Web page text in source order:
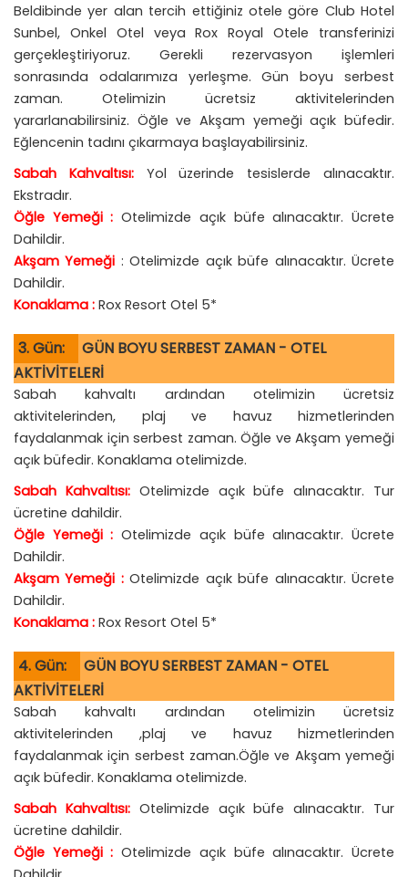
Beldibinde yer alan tercih ettiğiniz otele göre Club Hotel
Sunbel, Onkel Otel veya Rox Royal Otele transferinizi
gerçekleştiriyoruz. Gerekli rezervasyon işlemleri
sonrasında odalarımıza yerleşme. Gün boyu serbest
zaman. Otelimizin ücretsiz aktivitelerinden
yararlanabilirsiniz. Öğle ve Akşam yemeği açık büfedir.
Eğlencenin tadını çıkarmaya başlayabilirsiniz.
Sabah Kahvaltısı: Yol üzerinde tesislerde alınacaktır.
Ekstradır.
Öğle Yemeği :Otelimizde açık büfe alınacaktır. Ücrete
Dahildir.
Akşam Yemeği : Otelimizde açık büfe alınacaktır. Ücrete
Dahildir.
Konaklama : Rox Resort Otel 5*
3. Gün:
GÜN BOYU SERBEST ZAMAN - OTEL
AKTİVİTELERİ
Sabah kahvaltı ardından otelimizin ücretsiz
aktivitelerinden, plaj ve havuz hizmetlerinden
faydalanmak için serbest zaman. Öğle ve Akşam yemeği
açık büfedir. Konaklama otelimizde.
Sabah Kahvaltısı:Otelimizde açık büfe alınacaktır. Tur
ücretine dahildir.
Öğle Yemeği : Otelimizde açık büfe alınacaktır. Ücrete
Dahildir.
Akşam Yemeği :Otelimizde açık büfe alınacaktır. Ücrete
Dahildir.
Konaklama : Rox Resort Otel 5*
4. Gün:
GÜN BOYU SERBEST ZAMAN - OTEL
AKTİVİTELERİ
Sabah kahvaltı ardından otelimizin ücretsiz
aktivitelerinden ,plaj ve havuz hizmetlerinden
faydalanmak için serbest zaman.Öğle ve Akşam yemeği
açık büfedir. Konaklama otelimizde.
Sabah Kahvaltısı:Otelimizde açık büfe alınacaktır. Tur
ücretine dahildir.
Öğle Yemeği :Otelimizde açık büfe alınacaktır. Ücrete